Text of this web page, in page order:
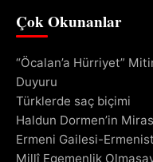
Çok Okunanlar
“Öcalan’a Hürriyet”
Duyuru
Türklerde saç biçimi
Haldun Dormen’in
Ermeni Gailesi-
Millî Egemenlik